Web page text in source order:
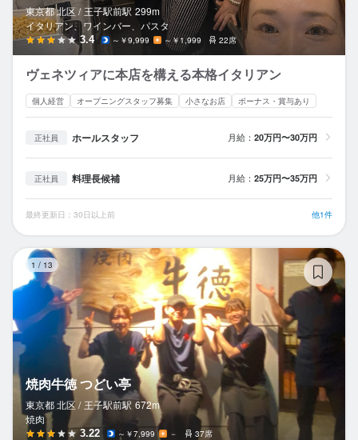
東京都 北区 / 王子駅前駅 299m
イタリアン、ワインバー、パスタ
3.4 ～￥9,999 ～￥1,999 22席
ヴェネツィアに本店を構える本格イタリアン
個人経営 オープニングスタッフ募集 小さなお店 ボーナス・賞与あり
正社員 ホールスタッフ 月給： 20万円〜30万円
正社員 料理長候補 月給： 25万円〜35万円
最終更新日：30日以上前 他1件
1 / 13
焼肉牛徳 つどい亭
東京都 北区 / 王子駅前駅 672m
焼肉
3.22 ～￥7,999 － 37席